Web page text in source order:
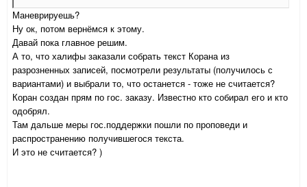
Маневрируешь?
Ну ок, потом вернёмся к этому.
Давай пока главное решим.
А то, что халифы заказали собрать текст Корана из
разрозненных записей, посмотрели результаты (получилось с
вариантами) и выбрали то, что останется - тоже не считается?
Коран создан прям по гос. заказу. Известно кто собирал его и кто
одобрял.
Там дальше меры гос.поддержки пошли по проповеди и
распространению получившегося текста.
И это не считается? )